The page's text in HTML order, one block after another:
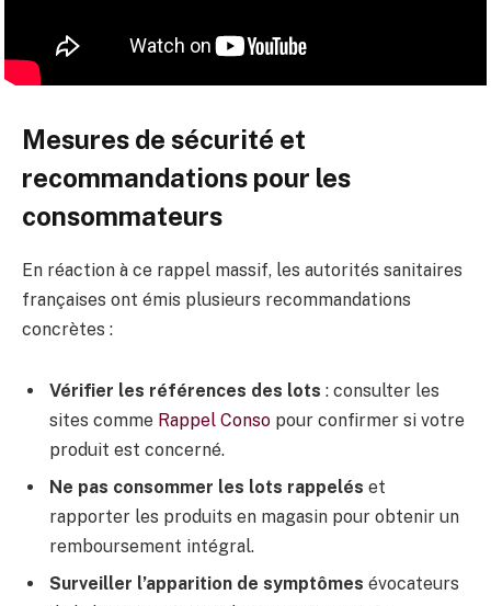
Mesures de sécurité et
recommandations pour les
consommateurs
En réaction à ce rappel massif, les autorités sanitaires
françaises ont émis plusieurs recommandations
concrètes :
Vérifier les références des lots : consulter les
sites comme Rappel Conso pour confirmer si votre
produit est concerné.
Ne pas consommer les lots rappelés et
rapporter les produits en magasin pour obtenir un
remboursement intégral.
Surveiller l’apparition de symptômes évocateurs